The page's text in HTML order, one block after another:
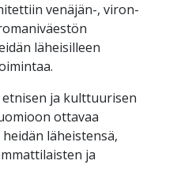
venäjän-, viron-
läheisilleen
ja kulttuurisen
ottavaa
läheistensä,
ja